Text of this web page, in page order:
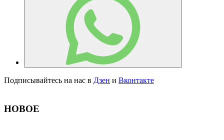
Подписывайтесь на нас в Дзен и Вконтакте
НОВОЕ